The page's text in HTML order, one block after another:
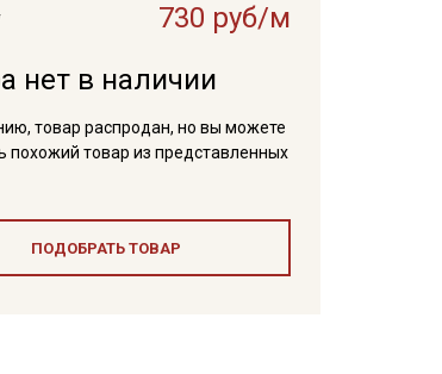
730 руб/м
нет в наличии
товар распродан, но вы можете
похожий товар из представленных
ПОДОБРАТЬ ТОВАР